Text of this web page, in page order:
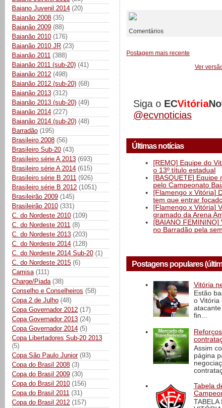
Baiano Juvenil 2014 (20)
Baianão 2008 (35)
Baianão 2009 (88)
Baianão 2010 (176)
Baianão 2010 JR (23)
Baianão 2011 (388)
Baianão 2011 (sub-20) (41)
Baianão 2012 (498)
Baianão 2012 (sub-20) (68)
Baianão 2013 (312)
Baianão 2013 (sub-20) (49)
Baianão 2014 (227)
Baianão 2014 (sub-20) (48)
Barradão (195)
Brasileiro 2008 (56)
Brasileiro Sub-20 (43)
Brasileiro série A 2013 (693)
Brasileiro série A 2014 (615)
Brasileiro série B 2011 (926)
Brasileiro série B 2012 (1051)
Brasileirão 2009 (145)
Brasileirão 2010 (331)
C. do Nordeste 2010 (109)
C. do Nordeste 2011 (8)
C. do Nordeste 2013 (203)
C. do Nordeste 2014 (128)
C. do Nordeste 2014 Sub-20 (1)
C. do Nordeste 2015 (6)
Camisa (111)
Charge/Piada (38)
Conselho e Conselheiros (58)
Copa 2 de Julho (48)
Copa Governador 2012 (17)
Copa Governador 2013 (24)
Copa Governador 2014 (5)
Copa Libertadores Sub-20 2013
(5)
Copa São Paulo Junior (93)
Copa do Brasil 2008 (3)
Copa do Brasil 2009 (30)
Copa do Brasil 2010 (156)
Copa do Brasil 2011 (31)
Copa do Brasil 2012 (157)
Comentários
Postagem mais recente
Ver
Siga o ECVitória
@ecvnoticias
Últimas notícias
[REMO] Equipe do
o 13º título estadual
[BASQUETE]
pelo Campeonato
[Flamengo x Vitória]
tem que entrar
[Flamengo x Vitória]
gramado da Arena
[BAIANO
no Barradão pela
Postagens populares
Vitória
Estão
o Vitória
fin...
Assim
página
Tabela
TABELA